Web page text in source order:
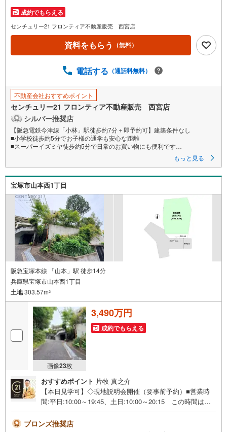
マ
イ
ペ
ジ
存
す
る
成約でもらえる
センチュリー21 フロンティア不動産販売 西宮店
資料をもらう （無料）
電話する （通話料無料）
不動産会社おすすめポイント
センチュリー21 フロンティア不動産販売 西宮店
シルバー推奨店
【阪急電鉄今津線「小林」駅徒歩約7分＋即予約可】建築条件なし
■小学校徒歩約5分でお子様の通学も安心な距離
■スーパーイズミヤ徒歩約5分で日常のお買い物にも便利です
特徴
・ホームセンターコーナンまで徒歩約9分
・ファミリーマートまで徒歩約6分
・JA兵庫六甲宝塚西支店まで徒歩約3分
・良元小学校まで徒歩約5分
・宝塚第一中学校まで徒歩約23分
弊社が選ばれる理由
1.お金の扱い方のプロ、ファイナンシャルプランナーが資金計画をサポー
ト！
2.買い替えなどにも対応できる売却専門チームあり！
3.たくさんの銀行と繋がりがあるため、最も低金利になるように審査が可
能！
4.物件のお引渡し後に必要になったお家のリフォームも弊社のリフォームプ
ランナーがご提案！
5.定期的にご連絡を繋ぎ、有事の際に迅速にサポートいたします
弊社は専門家同士が連携をとっているため、より多くの知見がございま
す。
お気軽にお問合せください！
もっと見る
宝塚市山本西1丁目
阪急宝塚本線 「山本」駅 徒歩14分
兵庫県宝塚市山本西1丁目
土地303.57m2
画像23枚
3,490万円
成約でもらえる
おすすめポイント 片牧 真之介
【本日見学可】◇現地説明会開催（要事前予約）■営業時
間:平日:10:00～19:45、土日:10:00～20:15 この時間はお
な高台の住宅街に立地。徒歩10分圏内にスーパー、ドラッ
ブロンズ推奨店